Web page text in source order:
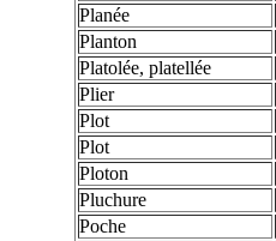
Planée
Planton
Platolée, platellée
Plier
Plot
Plot
Ploton
Pluchure
Poche